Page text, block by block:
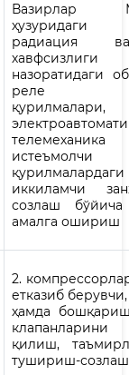
Вазирлар
ҳузуридаги
радиация
хавфсизлиги
назоратидаги
реле
қурилмалари,
қурилмалардаги
иккиламчи
созлаш
амалга ошириш
2.
етказиб
ҳамда
қилиш,
тушириш-